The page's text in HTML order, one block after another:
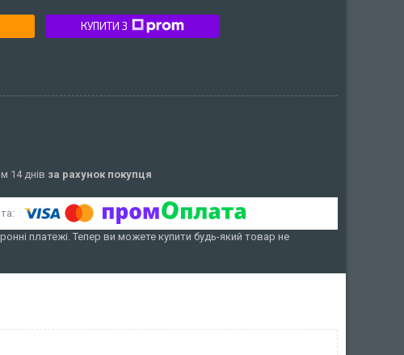
КУПИТИ З
14 днів за рахунок покупця
платежі. Тепер ви можете купити будь-який товар не